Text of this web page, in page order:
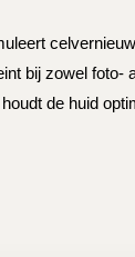
bij zowel foto-
de huid